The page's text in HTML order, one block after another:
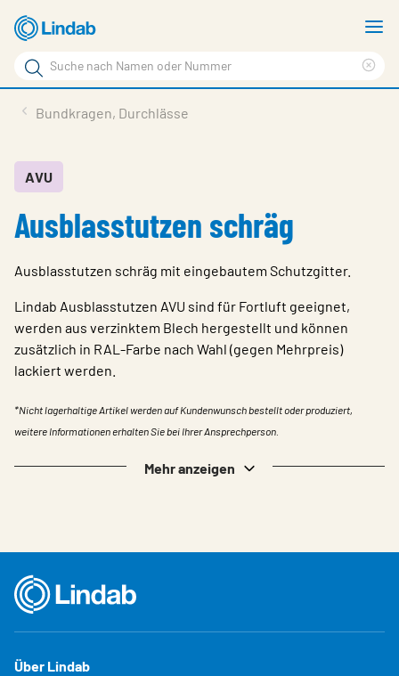
Zum
Hauptinhalt
Suchbegriff
Seite
durchsuchen
Im Fokus
Über Lindab
Einloggen
Sprache wählen
Switzerland - German
Bundkragen, Durchlässe
AVU
Ausblasstutzen schräg
Ausblasstutzen schräg mit eingebautem Schutzgitter.
Lindab Ausblasstutzen AVU sind für Fortluft geeignet,
werden aus verzinktem Blech hergestellt und können
zusätzlich in RAL-Farbe nach Wahl (gegen Mehrpreis)
lackiert werden.
*Nicht lagerhaltige Artikel werden auf Kundenwunsch bestellt oder produziert,
weitere Informationen erhalten Sie bei Ihrer Ansprechperson.
Mehr anzeigen
Über Lindab